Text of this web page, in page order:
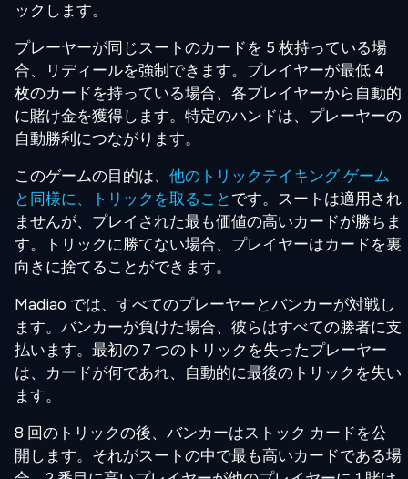
ックします。
プレーヤーが同じスートのカードを 5 枚持っている場
合、リディールを強制できます。プレイヤーが最低 4
枚のカードを持っている場合、各プレイヤーから自動的
に賭け金を獲得します。特定のハンドは、プレーヤーの
自動勝利につながります。
このゲームの目的は、 他のトリックテイキング ゲーム
と同様に、トリックを取ること です。スートは適用され
ませんが、プレイされた最も価値の高いカードが勝ちま
す。トリックに勝てない場合、プレイヤーはカードを裏
向きに捨てることができます。
Madiao では、すべてのプレーヤーとバンカーが対戦し
ます。バンカーが負けた場合、彼らはすべての勝者に支
払います。最初の 7 つのトリックを失ったプレーヤー
は、カードが何であれ、自動的に最後のトリックを失い
ます。
8 回のトリックの後、バンカーはストック カードを公
開します。それがスートの中で最も高いカードである場